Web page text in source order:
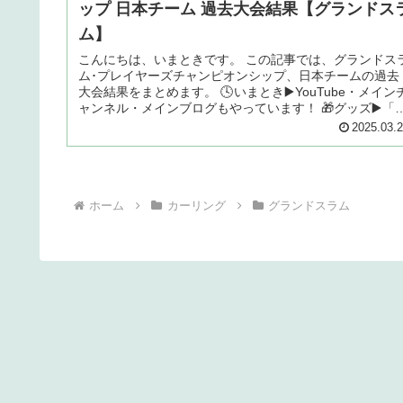
ップ 日本チーム 過去大会結果【グランドス
ム】
こんにちは、いまときです。 この記事では、グランドス
ム･プレイヤーズチャンピオンシップ、日本チームの過去
大会結果をまとめます。 🕓いまとき▶️YouTube・メイン
ャンネル・メインブログもやっています！ 🎁グッズ▶️「が
ホーム カーリング グランドスラム